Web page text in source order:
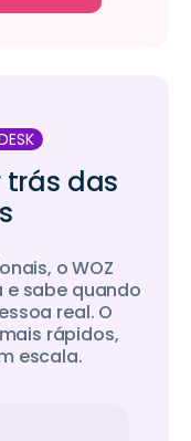
trás das
o WOZ
sabe quando
real. O
rápidos,
escala.